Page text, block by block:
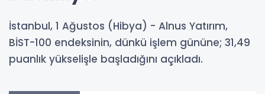
İstanbul, 1 Ağustos (Hibya) - Alnus Yatırım,
BİST-100 endeksinin, dünkü işlem gününe; 31,49
puanlık yükselişle başladığını açıkladı.